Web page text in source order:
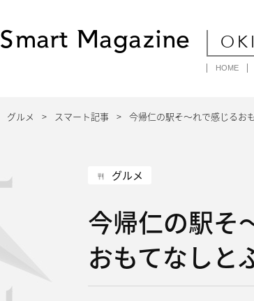
Smart Magazine
HOME
グルメ スマート記事 今帰仁の駅そ〜れで感じるお
グルメ
今帰仁の駅そ
おもてなしと